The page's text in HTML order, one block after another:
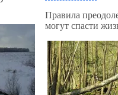
Правила
могут спасти